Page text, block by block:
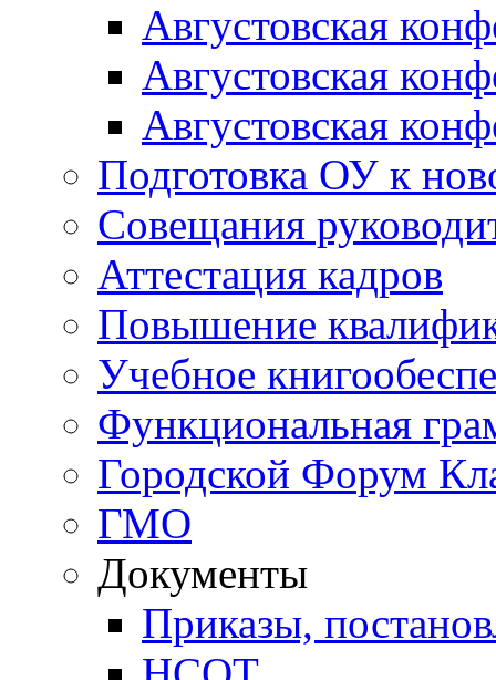
Августовская
Августовская
Августовская
Подготовка ОУ к
Совещания
Аттестация кадров
Повышение
Учебное
Функциональная
Городской Форум
ГМО
Документы
Приказы,